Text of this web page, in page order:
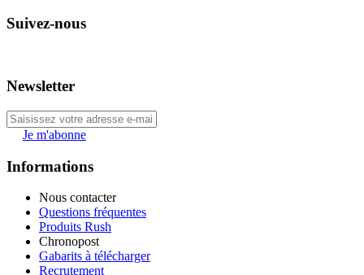
Suivez-nous
Newsletter
Je m'abonne
Informations
Nous contacter
Questions fréquentes
Produits Rush
Chronopost
Gabarits à télécharger
Recrutement